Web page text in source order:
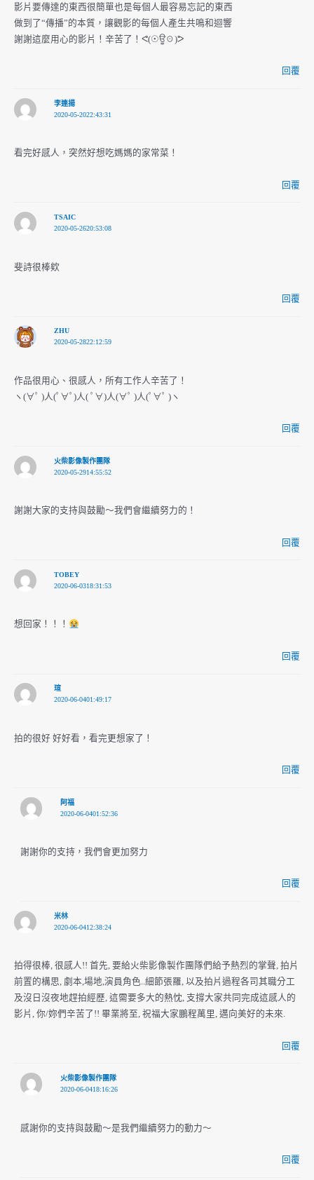
影片要傳達的東西很簡單也是每個人最容易忘記的東西
做到了“傳播”的本質，讓觀影的每個人產生共鳴和迴響
謝謝這麼用心的影片！辛苦了！ᕙ(☉ਊ☉)ᕗ
回覆
李連揚
2020-05-2022:43:31
看完好感人，突然好想吃媽媽的家常菜！
回覆
TSAIC
2020-05-2620:53:08
斐詩很棒欸
回覆
ZHU
2020-05-2822:12:59
作品很用心、很感人，所有工作人辛苦了！
ヽ(∀ﾟ )人(ﾟ∀ﾟ)人( ﾟ∀)人(∀ﾟ )人(ﾟ∀ﾟ )ヽ
回覆
火柴影像製作團隊
2020-05-2914:55:52
謝謝大家的支持與鼓勵～我們會繼續努力的！
回覆
TOBEY
2020-06-0318:31:53
想回家！！！
回覆
瑄
2020-06-0401:49:17
拍的很好 好好看，看完更想家了！
回覆
阿福
2020-06-0401:52:36
謝謝你的支持，我們會更加努力
回覆
米林
2020-06-0412:38:24
拍得很棒, 很感人!! 首先, 要給火柴影像製作團隊們給予熱烈的掌聲, 拍片
前置的構思, 劇本,場地,演員角色..細節張羅, 以及拍片過程各司其職分工
及沒日沒夜地趕拍經歷, 這需要多大的熱忱, 支撐大家共同完成這感人的
影片, 你/妳們辛苦了!! 畢業將至, 祝福大家鵬程萬里, 邁向美好的未來.
回覆
火柴影像製作團隊
2020-06-0418:16:26
感謝你的支持與鼓勵～是我們繼續努力的動力～
回覆